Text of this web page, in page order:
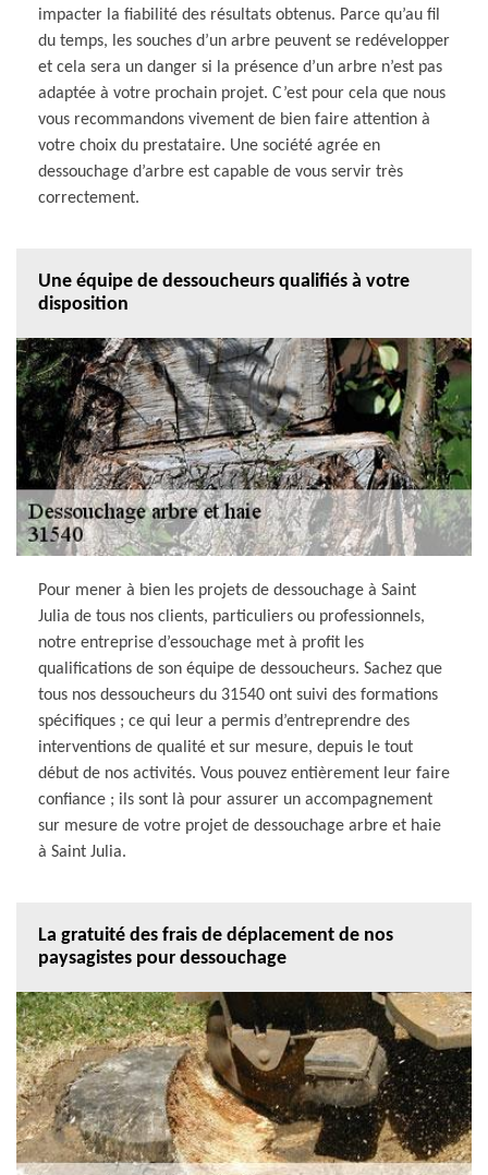
impacter la fiabilité des résultats obtenus. Parce qu’au fil
du temps, les souches d’un arbre peuvent se redévelopper
et cela sera un danger si la présence d’un arbre n’est pas
adaptée à votre prochain projet. C’est pour cela que nous
vous recommandons vivement de bien faire attention à
votre choix du prestataire. Une société agrée en
dessouchage d’arbre est capable de vous servir très
correctement.
Une équipe de dessoucheurs qualifiés à votre
disposition
Pour mener à bien les projets de dessouchage à Saint
Julia de tous nos clients, particuliers ou professionnels,
notre entreprise d’essouchage met à profit les
qualifications de son équipe de dessoucheurs. Sachez que
tous nos dessoucheurs du 31540 ont suivi des formations
spécifiques ; ce qui leur a permis d’entreprendre des
interventions de qualité et sur mesure, depuis le tout
début de nos activités. Vous pouvez entièrement leur faire
confiance ; ils sont là pour assurer un accompagnement
sur mesure de votre projet de dessouchage arbre et haie
à Saint Julia.
La gratuité des frais de déplacement de nos
paysagistes pour dessouchage